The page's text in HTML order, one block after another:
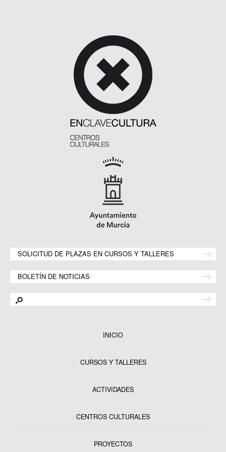
SOLICITUD DE PLAZAS EN CURSOS Y TALLERES
BOLETÍN DE NOTICIAS
INICIO
CURSOS Y TALLERES
ACTIVIDADES
CENTROS CULTURALES
PROYECTOS